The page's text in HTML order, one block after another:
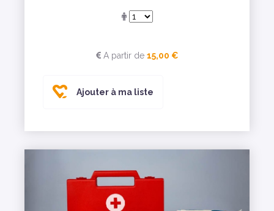
A partir de 15,00 €
Ajouter à ma liste